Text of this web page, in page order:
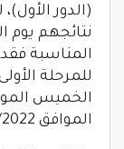
المناسبة
للمرحلة
الموافق 15/8/2022 وذلك وفقًا للحد الأدنى التالي :-